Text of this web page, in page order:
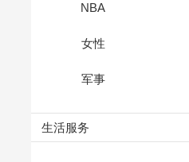
NBA
女性
军事
生活服务